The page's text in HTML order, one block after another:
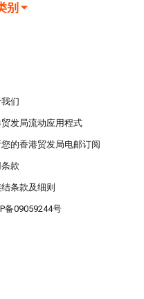
别
们
发局流动应用程式
的香港贸发局电邮订阅
款
条款及细则
备09059244号